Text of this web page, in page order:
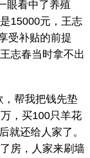
眼看中了养殖
15000元，王志
受补贴的前提
志春当时拿不出
帮我把钱先垫
，买100只羊花
就还给人家了。
房，人家来刷墙